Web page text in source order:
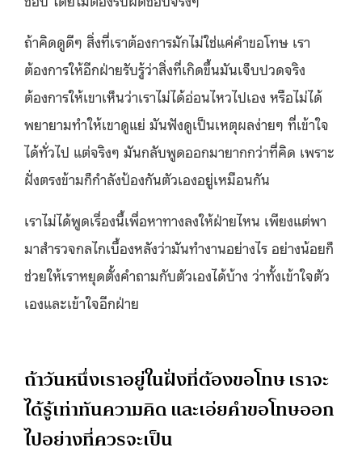
ถ้าคิดดูดีๆ สิ่งที่เราต้องการมักไม่ใช่แค่คำขอโทษ เรา
ต้องการให้อีกฝ่ายรับรู้ว่าสิ่งที่เกิดขึ้นมันเจ็บปวดจริง
ต้องการให้เขาเห็นว่าเราไม่ได้อ่อนไหวไปเอง หรือไม่ได้
พยายามทำให้เขาดูแย่ มันฟังดูเป็นเหตุผลง่ายๆ ที่เข้าใจ
ได้ทั่วไป แต่จริงๆ มันกลับพูดออกมายากกว่าที่คิด เพราะ
ฝั่งตรงข้ามก็กำลังป้องกันตัวเองอยู่เหมือนกัน
เราไม่ได้พูดเรื่องนี้เพื่อหาทางลงให้ฝ่ายไหน เพียงแต่พา
มาสำรวจกลไกเบื้องหลังว่ามันทำงานอย่างไร อย่างน้อยก็
ช่วยให้เราหยุดตั้งคำถามกับตัวเองได้บ้าง ว่าทั้งเข้าใจตัว
เองและเข้าใจอีกฝ่าย
ถ้าวันหนึ่งเราอยู่ในฝั่งที่ต้องขอโทษ เราจะ
ได้รู้เท่าทันความคิด และเอ่ยคำขอโทษออก
ไปอย่างที่ควรจะเป็น